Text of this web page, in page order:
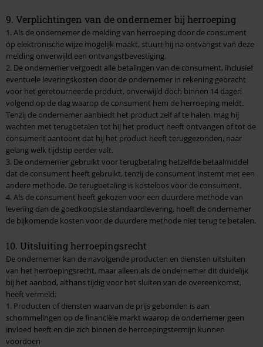
9. Verplichtingen van de ondernemer bij herroeping
1. Als de ondernemer de melding van herroeping door de consument
op elektronische wijze mogelijk maakt, stuurt hij na ontvangst van deze
melding onverwijld een ontvangstbevestiging.
2. De ondernemer vergoedt alle betalingen van de consument, inclusief
eventuele leveringskosten door de ondernemer in rekening gebracht
voor het geretourneerde product, onverwijld doch binnen 14 dagen
volgend op de dag waarop de consument hem de herroeping meldt.
Tenzij de ondernemer aanbiedt het product zelf af te halen, mag hij
wachten met terugbetalen tot hij het product heeft ontvangen of tot de
consument aantoont dat hij het product heeft teruggezonden, naar
gelang welk tijdstip eerder valt.
3. De ondernemer gebruikt voor terugbetaling hetzelfde betaalmiddel
dat de consument heeft gebruikt, tenzij de consument instemt met een
andere methode. De terugbetaling is kosteloos voor de consument.
4. Als de consument heeft gekozen voor een duurdere methode van
levering dan de goedkoopste standaardlevering, hoeft de ondernemer
de bijkomende kosten voor de duurdere methode niet terug te betalen.
10. Uitsluiting herroepingsrecht
De ondernemer kan de navolgende producten en diensten uitsluiten
van het herroepingsrecht, maar alleen als de ondernemer dit duidelijk
bij het aanbod, althans tijdig voor het sluiten van de overeenkomst,
heeft vermeld:
1. Producten of diensten waarvan de prijs gebonden is aan
schommelingen op de financiële markt waarop de ondernemer geen
invloed heeft en die zich binnen de herroepingstermijn kunnen
voordoen